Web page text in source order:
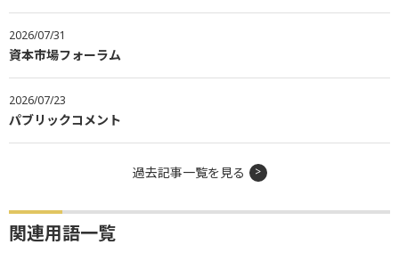
2026/07/31
資本市場フォーラム
2026/07/23
パブリックコメント
過去記事一覧を見る
関連用語一覧